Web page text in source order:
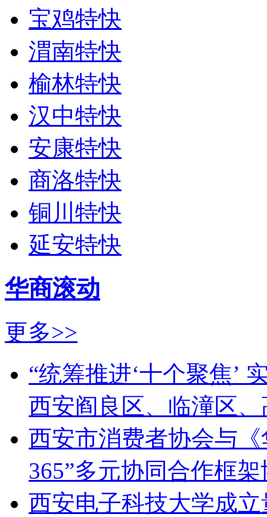
宝鸡特快
渭南特快
榆林特快
汉中特快
安康特快
商洛特快
铜川特快
延安特快
华商滚动
更多>>
“统筹推进‘十个聚焦’
西安阎良区、临潼区
西安市消费者协会与
365”多元协同合作框
西安电子科技大学成